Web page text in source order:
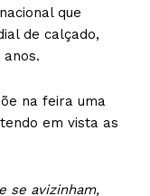
que
de calçado,
na feira uma
em vista as
se avizinham,